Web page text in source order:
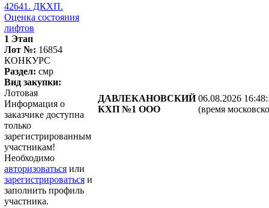
42641. ДКХП.
Оценка состояния
лифтов
1 Этап
Лот №: 16854
КОНКУРС
Раздел: смр
Вид закупки:
Лотовая
Информация о
заказчике доступна
только
зарегистрированным
участникам!
Необходимо
авторизоваться или
зарегистрироваться и
заполнить профиль
участника.
ДАВЛЕКАНОВСКИЙ
КХП №1 ООО
06.08.2026
(время